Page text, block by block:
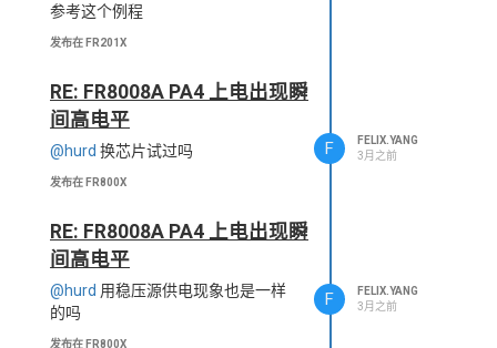
参考这个例程
发布在 FR201X
RE: FR8008A PA4 上电出现瞬
间高电平
@hurd 换芯片试过吗
发布在 FR800X
F
FELIX.YANG
3月之前
RE: FR8008A PA4 上电出现瞬
间高电平
@hurd 用稳压源供电现象也是一样
的吗
发布在 FR800X
F
FELIX.YANG
3月之前